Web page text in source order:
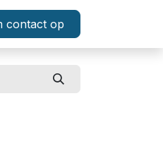
Aanbieding
contact op